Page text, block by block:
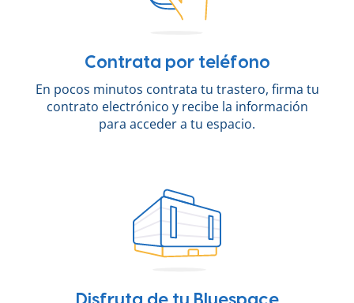
Contrata por teléfono
En pocos minutos contrata tu trastero, firma tu
contrato electrónico y recibe la información
para acceder a tu espacio.